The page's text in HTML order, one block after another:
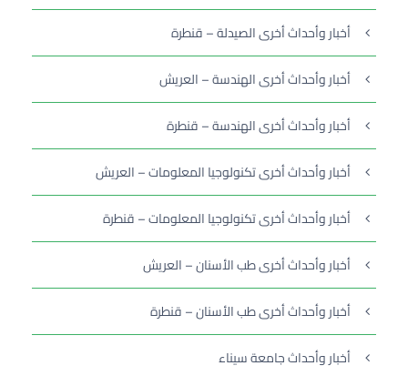
أخبار وأحداث أخرى الصيدلة – قنطرة
أخبار وأحداث أخرى الهندسة – العريش
أخبار وأحداث أخرى الهندسة – قنطرة
أخبار وأحداث أخرى تكنولوجيا المعلومات – العريش
أخبار وأحداث أخرى تكنولوجيا المعلومات – قنطرة
أخبار وأحداث أخرى طب الأسنان – العريش
أخبار وأحداث أخرى طب الأسنان – قنطرة
أخبار وأحداث جامعة سيناء